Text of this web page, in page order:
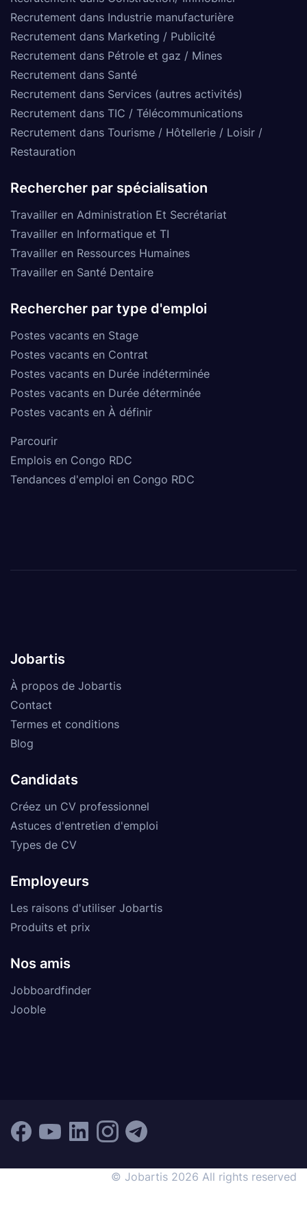
Recrutement dans Industrie manufacturière
Recrutement dans Marketing / Publicité
Recrutement dans Pétrole et gaz / Mines
Recrutement dans Santé
Recrutement dans Services (autres activités)
Recrutement dans TIC / Télécommunications
Recrutement dans Tourisme / Hôtellerie / Loisir /
Restauration
Rechercher par spécialisation
Travailler en Administration Et Secrétariat
Travailler en Informatique et TI
Travailler en Ressources Humaines
Travailler en Santé Dentaire
Rechercher par type d'emploi
Postes vacants en Stage
Postes vacants en Contrat
Postes vacants en Durée indéterminée
Postes vacants en Durée déterminée
Postes vacants en À définir
Parcourir
Emplois en Congo RDC
Tendances d'emploi en Congo RDC
Jobartis
À propos de Jobartis
Contact
Termes et conditions
Blog
Candidats
Créez un CV professionnel
Astuces d'entretien d'emploi
Types de CV
Employeurs
Les raisons d'utiliser Jobartis
Produits et prix
Nos amis
Jobboardfinder
Jooble
© Jobartis 2026 All rights reserved